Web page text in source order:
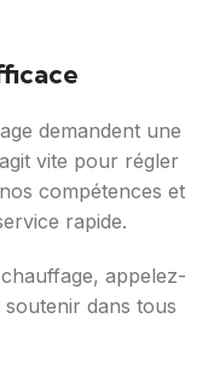
demandent une
vite pour régler
compétences et
rapide.
appelez-
dans tous